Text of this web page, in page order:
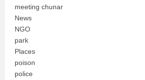
meeting chunar
News
NGO
park
Places
poison
police